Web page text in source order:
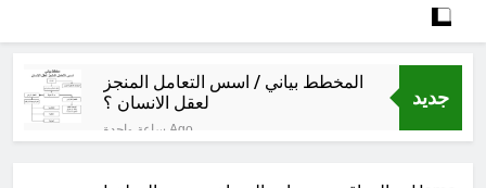
جديد
المخطط بياني / اسس التعامل المنجز
لعقل الانسان ؟
ساعة واحدة Ago